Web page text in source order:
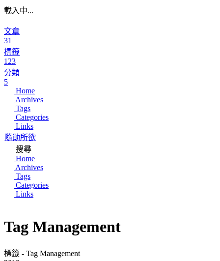
載入中...
文章
31
標籤
123
分類
5
Home
Archives
Tags
Categories
Links
隨勛所欲
搜尋
Home
Archives
Tags
Categories
Links
Tag Management
標籤 - Tag Management